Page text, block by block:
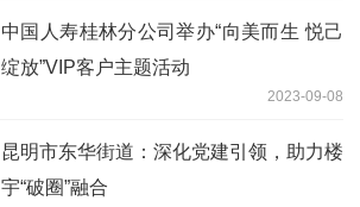
中国人寿桂林分公司举办“向美而生 悦己
绽放”VIP客户主题活动
2023-09-08
昆明市东华街道：深化党建引领，助力楼
宇“破圈”融合